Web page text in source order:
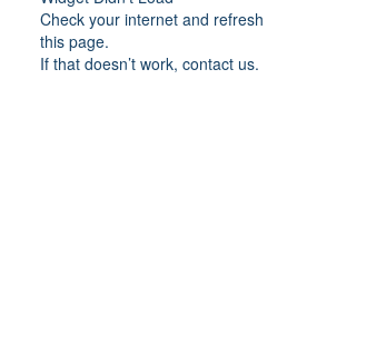
Check your internet and refresh
this page.
If that doesn’t work, contact us.